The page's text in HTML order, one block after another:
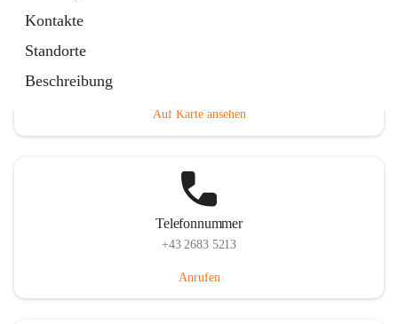
Kontakte
Standorte
Beschreibung
Auf Karte ansehen
Telefonnummer
+43 2683 5213
Anrufen